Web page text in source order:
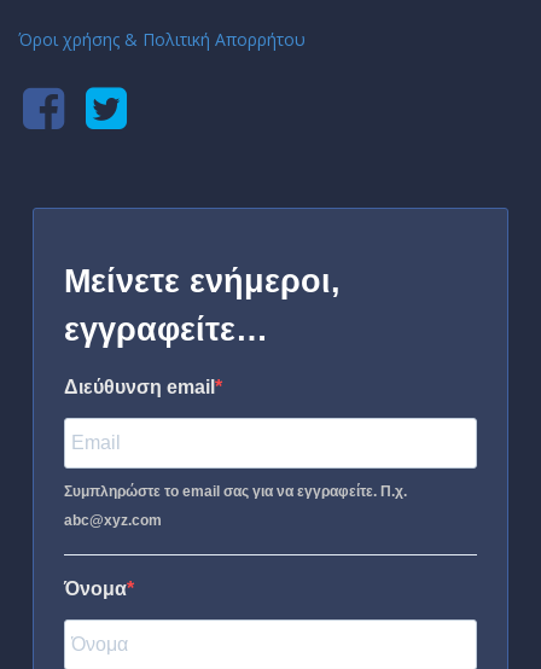
Όροι χρήσης & Πολιτική Απορρήτου
Μείνετε ενήμεροι,
εγγραφείτε…
Διεύθυνση email
Συμπληρώστε το email σας για να εγγραφείτε. Π.χ.
abc@xyz.com
Όνομα